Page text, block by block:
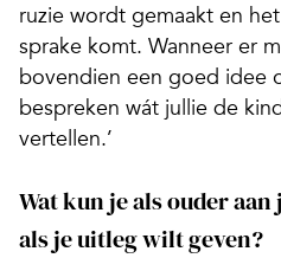
ruzie wordt gemaakt en
sprake komt. Wanneer er
bovendien een goed idee
bespreken wát jullie de
vertellen.’
Wat kun je als ouder
als je uitleg wilt geven?